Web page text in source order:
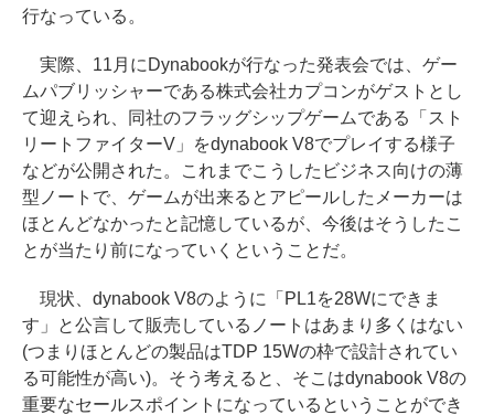
行なっている。
実際、11月にDynabookが行なった発表会では、ゲー
ムパブリッシャーである株式会社カプコンがゲストとし
て迎えられ、同社のフラッグシップゲームである「スト
リートファイターV」をdynabook V8でプレイする様子
などが公開された。これまでこうしたビジネス向けの薄
型ノートで、ゲームが出来るとアピールしたメーカーは
ほとんどなかったと記憶しているが、今後はそうしたこ
とが当たり前になっていくということだ。
現状、dynabook V8のように「PL1を28Wにできま
す」と公言して販売しているノートはあまり多くはない
(つまりほとんどの製品はTDP 15Wの枠で設計されてい
る可能性が高い)。そう考えると、そこはdynabook V8の
重要なセールスポイントになっているということができ